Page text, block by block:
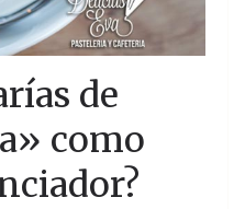
de
como